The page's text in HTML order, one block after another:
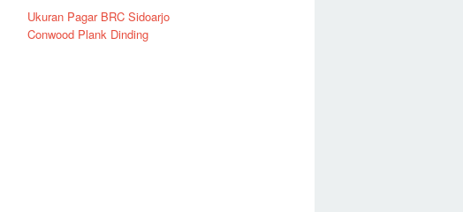
Ukuran Pagar BRC Sidoarjo
Conwood Plank Dinding